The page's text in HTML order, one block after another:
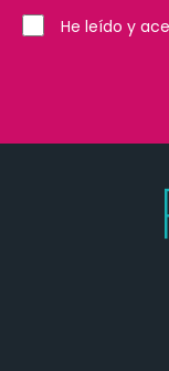
He leído y